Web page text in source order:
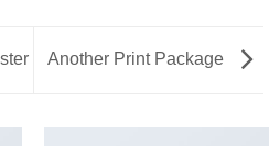
Another Print Package